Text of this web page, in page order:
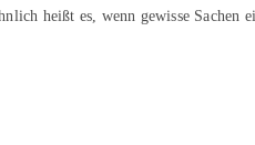
heißt es, wenn gewisse